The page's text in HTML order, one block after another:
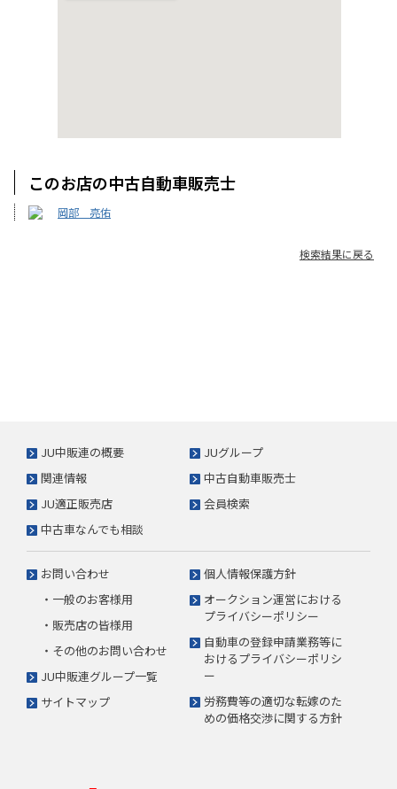
このお店の中古自動車販売士
岡部 亮佑
検索結果に戻る
JU中販連の概要
JUグループ
関連情報
中古自動車販売士
JU適正販売店
会員検索
中古車なんでも相談
お問い合わせ
・一般のお客様用
・販売店の皆様用
・その他のお問い合わせ
JU中販連グループ一覧
サイトマップ
個人情報保護方針
オークション運営における
プライバシーポリシー
自動車の登録申請業務等に
おけるプライバシーポリシ
ー
労務費等の適切な転嫁のた
めの価格交渉に関する方針